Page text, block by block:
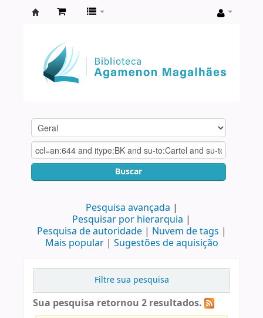
Agamenon
Magalhães
Buscar
Pesquisa avançada
Pesquisar por hierarquia
Pesquisa de autoridade
Nuvem de tags
Mais popular
Sugestões de aquisição
Filtre sua pesquisa
Sua pesquisa retornou 2 resultados.